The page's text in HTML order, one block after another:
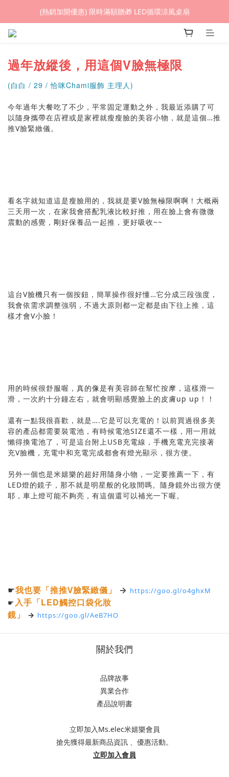
(熱銷加開優惠) 限時滿額贈🎁 LED循環涼風桌扇
(熱銷加開優惠) 限時滿額贈🎁 LED循環涼風桌扇
城鎮韌性(防空)演習期間，網頁載入速度可能延遲。
(熱銷加開優惠) 限時滿額贈🎁 LED循環涼風桌扇
過年放縱後，用這個V臉無極限
(白白 / 29 / 恰咪Chami服飾 主理人)
今年過年大餐吃了不少，平常固定運動之外，我最近添購了可
以隨身攜帶在店裡或是家裡就瘦瘦臉的美容小物，就是這個…推
推V臉緊緻儀。
看名字就知道這是瘦臉用的，我就是要V臉無極限啊啊！大概兩
三天用一次，在家我會搭配乳液比較好推，用在臉上會有微微
震動的感覺，剛好保養品一起推，更好吸收~~
這台V臉機只有一個按鈕，簡單操作很好懂…它分成三段強度，
我會依需求調整強弱，不過大原則都一定都是由下往上推，這
樣才會V小臉！
用的時候很舒服喔，真的像是有美容師在幫忙按摩，這樣滑一
滑，一次約十分鐘左右，就會明顯感覺臉上的皮膚up up！！
還有一點我很喜歡，就是….它是可以充電的！以前買過很多美
容的產品都需要裝電池，有時候電池SIZE還不一樣，用一用就
懶得換電池了，可是這台附上USB充電線，手機充電充完接著
充V臉機，充電中和充電完成都會有燈光顯示，很方便。
另外一個也是米嬉樂的超好用隨身小物，一定要推薦一下，有
LED燈的鏡子，那不就是明星般的化妝間嗎。隨身鏡外出很方便
耶，車上燈可能不夠亮，有這個還可以補光一下喔。
☛我也要「推推V臉緊緻儀」 → https://goo.gl/o4ghxM
☛入手「LED觸控口袋化妝
鏡」
→ https://goo.gl/AeB7HO
關於我們
品牌故事
異業合作
產品說明書
立即加入Ms.elec米嬉樂會員
搶先獲得最新商品資訊 、優惠活動。
立即加入會員